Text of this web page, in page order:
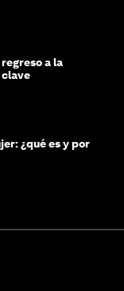
a la
¿qué es y por